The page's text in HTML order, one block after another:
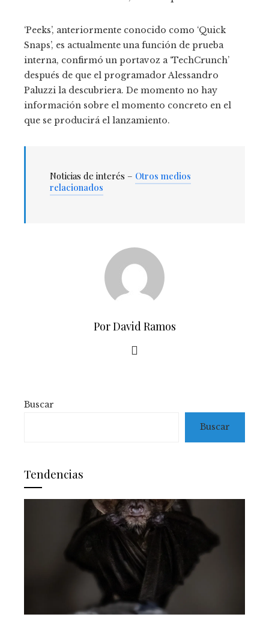
‘Peeks’, anteriormente conocido como ‘Quick
Snaps’, es actualmente una función de prueba
interna, confirmó un portavoz a ‘TechCrunch’
después de que el programador Alessandro
Paluzzi la descubriera. De momento no hay
información sobre el momento concreto en el
que se producirá el lanzamiento.
Noticias de interés – Otros medios
relacionados
Por David Ramos
Buscar
Buscar
Tendencias